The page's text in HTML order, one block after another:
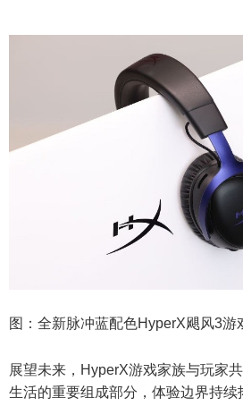
图：全新脉冲蓝配色HyperX飓风3游
展望未来，HyperX游戏家族与玩家
生活的重要组成部分，体验边界持